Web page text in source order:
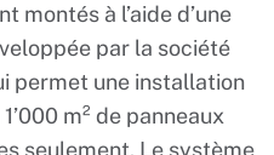
montés à l’aide d’une
par la société
permet une installation
m² de panneaux
seulement. Le système